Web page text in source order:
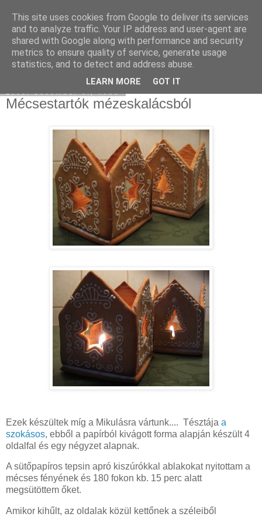
Moha Konyha
Mécsestartók mézeskalácsból
Ezek készültek míg a Mikulásra vártunk.... Tésztája a
szokásos, ebből a papírból kivágott forma alapján készült 4
oldalfal és egy négyzet alapnak.
A sütőpapíros tepsin apró kiszúrókkal ablakokat nyitottam a
mécses fényének és 180 fokon kb. 15 perc alatt
megsütöttem őket.
Amikor kihűlt, az oldalak közül kettőnek a széleiből
This site uses cookies from Google to deliver its services
and to analyze traffic. Your IP address and user-agent are
shared with Google along with performance and security
metrics to ensure quality of service, generate usage
statistics, and to detect and address abuse.
LEARN MORE GOT IT